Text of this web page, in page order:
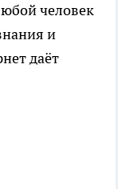
человек
и
даёт